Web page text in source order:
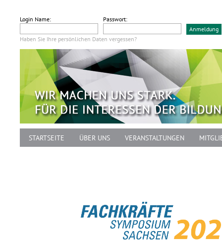
Login Name: Passwort:
Haben Sie Ihre persönlichen Daten vergessen?
STARTSEITE ÜBER UNS VERANSTALTUNGEN